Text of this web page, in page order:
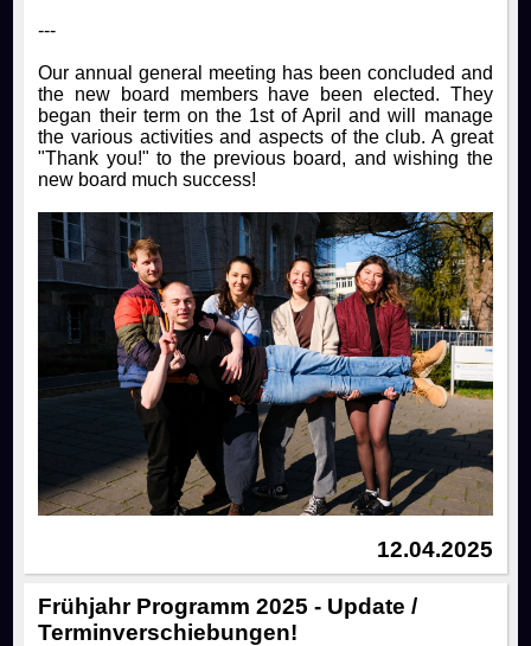
---
Our annual general meeting has been concluded and
the new board members have been elected. They
began their term on the 1st of April and will manage
the various activities and aspects of the club. A great
"Thank you!" to the previous board, and wishing the
new board much success!
12.04.2025
Frühjahr Programm 2025 - Update /
Terminverschiebungen!